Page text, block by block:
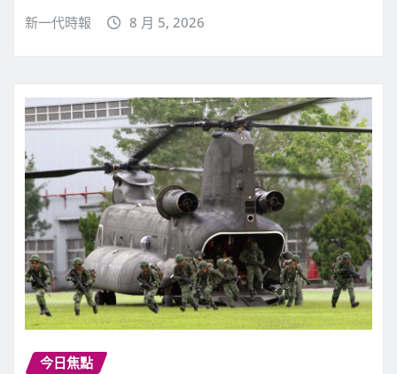
新一代時報 8 月 5, 2026
今日焦點